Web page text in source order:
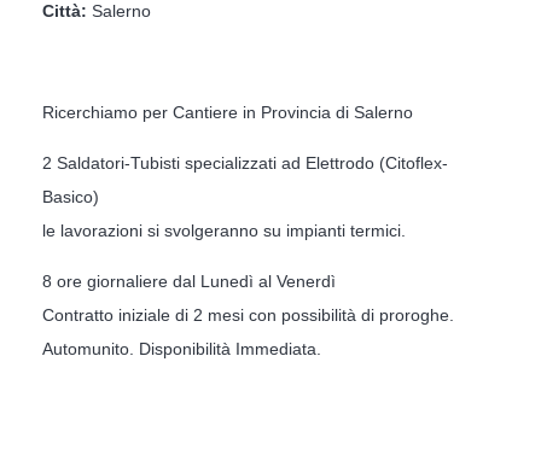
Città: Salerno
Ricerchiamo per Cantiere in Provincia di Salerno
2 Saldatori-Tubisti specializzati ad Elettrodo (Citoflex-
Basico)
le lavorazioni si svolgeranno su impianti termici.
8 ore giornaliere dal Lunedì al Venerdì
Contratto iniziale di 2 mesi con possibilità di proroghe.
Automunito. Disponibilità Immediata.